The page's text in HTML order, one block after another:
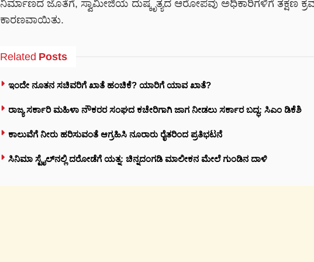
ನಿರ್ಮಾಣದ ಜೊತೆಗೆ, ಸ್ವಾಮೀಜಿಯ ದುಷ್ಕೃತ್ಯದ ಆರೋಪವು ಅಧಿಕಾರಿಗಳಿಗೆ ತಕ್ಷಣ ಕ್ರಮ
ಕಾರಣವಾಯಿತು.
Related Posts
ಇಂದೇ ನೂತನ ಸಚಿವರಿಗೆ ಖಾತೆ ಹಂಚಿಕೆ? ಯಾರಿಗೆ ಯಾವ ಖಾತೆ?
ರಾಜ್ಯ ಸರ್ಕಾರಿ ಮಹಿಳಾ ನೌಕರರ ಸಂಘದ ಕಚೇರಿಗಾಗಿ ಜಾಗ ನೀಡಲು ಸರ್ಕಾರ ಬದ್ಧ: ಸಿಎಂ ಡಿಕೆಶಿ
ಕಾಲುವೆಗೆ ನೀರು ಹರಿಸುವಂತೆ ಆಗ್ರಹಿಸಿ ನೂರಾರು ರೈತರಿಂದ ಪ್ರತಿಭಟನೆ
ಸಿನಿಮಾ ಸ್ಟೈಲ್‌ನಲ್ಲಿ ದರೋಡೆಗೆ ಯತ್ನ: ಚಿನ್ನದಂಗಡಿ ಮಾಲೀಕನ ಮೇಲೆ ಗುಂಡಿನ ದಾಳಿ